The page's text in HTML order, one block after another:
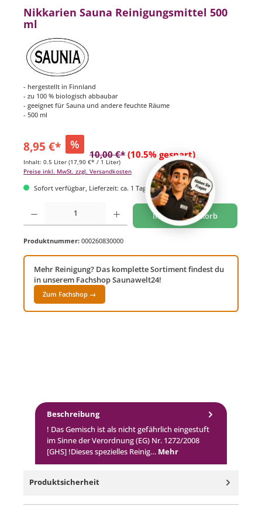
Nikkarien Sauna Reinigungsmittel 500
ml
- hergestellt in Finnland
- zu 100 % biologisch abbaubar
- geeignet für Sauna und andere feuchte Räume
- 500 ml
8,95 €* %
10,00 €* (10.5% gespart)
Inhalt: 0.5 Liter (17,90 €* / 1 Liter)
Preise inkl. MwSt. zzgl. Versandkosten
Sofort verfügbar, Lieferzeit: ca. 1 Tag
Produkt Anzahl: Gib den gewünschten Wert ein oder benutze die Schaltflächen um
In den Warenkorb
Produktnummer: 000260830000
Mehr Reinigung? Das komplette Sortiment findest du
in unserem Fachshop Saunawelt24!
Zum Fachshop →
Beschreibung
! Das Gemisch ist als nicht gefährlich eingestuft
im Sinne der Verordnung (EG) Nr. 1272/2008
[GHS] !Dieses spezielles Reinig… Mehr
Produktsicherheit